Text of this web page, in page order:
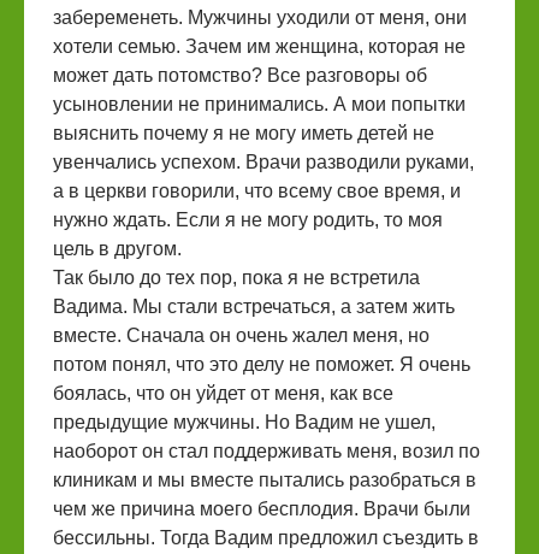
забеременеть. Мужчины уходили от меня, они
хотели семью. Зачем им женщина, которая не
может дать потомство? Все разговоры об
усыновлении не принимались. А мои попытки
выяснить почему я не могу иметь детей не
увенчались успехом. Врачи разводили руками,
а в церкви говорили, что всему свое время, и
нужно ждать. Если я не могу родить, то моя
цель в другом.
Так было до тех пор, пока я не встретила
Вадима. Мы стали встречаться, а затем жить
вместе. Сначала он очень жалел меня, но
потом понял, что это делу не поможет. Я очень
боялась, что он уйдет от меня, как все
предыдущие мужчины. Но Вадим не ушел,
наоборот он стал поддерживать меня, возил по
клиникам и мы вместе пытались разобраться в
чем же причина моего бесплодия. Врачи были
бессильны. Тогда Вадим предложил съездить в